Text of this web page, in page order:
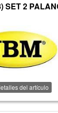
SET 2
del artículo